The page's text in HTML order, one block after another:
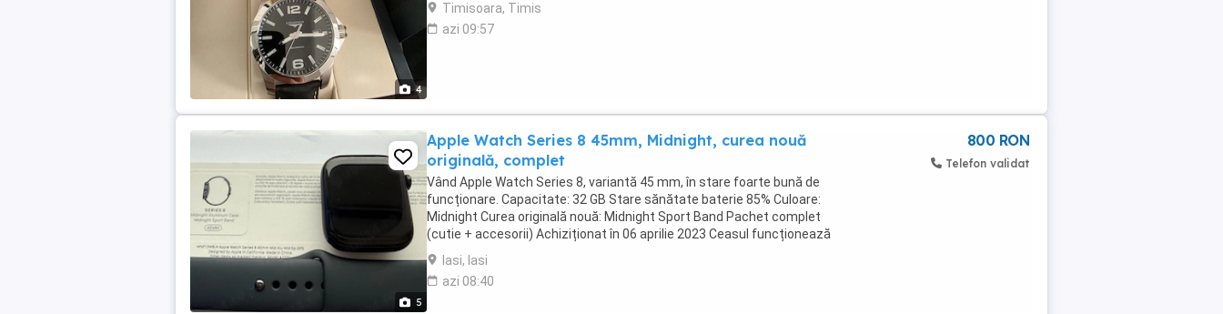
4
Timisoara, Timis
azi 09:57
5
Apple Watch Series 8 45mm, Midnight, curea nouă
originală, complet
Vând Apple Watch Series 8, variantă 45 mm, în stare foarte bună de
funcționare. Capacitate: 32 GB Stare sănătate baterie 85% Culoare:
Midnight Curea originală nouă: Midnight Sport Band Pachet complet
(cutie + accesorii) Achiziționat în 06 aprilie 2023 Ceasul funcționează
impecabil. ...
Iasi, Iasi
azi 08:40
800 RON
Telefon validat